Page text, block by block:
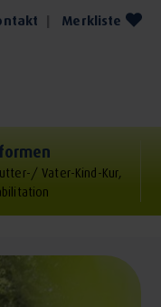
Merkliste
Vater-Kind-Kur,